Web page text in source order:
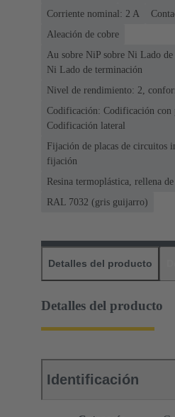
Corriente nominal: ‌2 A
Aleación de cobre
Au sobre NiP sobre Ni Lado
Ni Lado de terminación
Nivel de rendimiento: 2,
Codificación: Codificación con
Codificación lateral
Fijación de placas de circuitos
fijación
Resina termoplástica, rellena
RAL 7032 (gris guijarro)
Detalles del producto
Detalles del producto
Identificación